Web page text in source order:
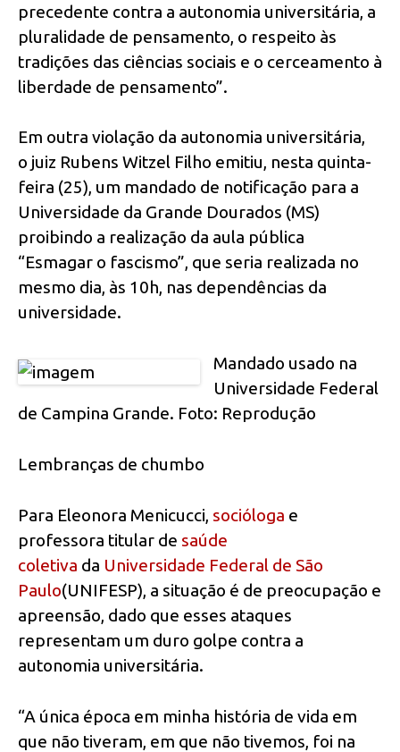
precedente contra a autonomia universitária, a
pluralidade de pensamento, o respeito às
tradições das ciências sociais e o cerceamento à
liberdade de pensamento”.
Em outra violação da autonomia universitária,
o juiz Rubens Witzel Filho emitiu, nesta quinta-
feira (25), um mandado de notificação para a
Universidade da Grande Dourados (MS)
proibindo a realização da aula pública
“Esmagar o fascismo”, que seria realizada no
mesmo dia, às 10h, nas dependências da
universidade.
Mandado usado na
Universidade Federal
de Campina Grande. Foto: Reprodução
Lembranças de chumbo
Para Eleonora Menicucci, socióloga e
professora titular de saúde
coletiva da Universidade Federal de São
Paulo(UNIFESP), a situação é de preocupação e
apreensão, dado que esses ataques
representam um duro golpe contra a
autonomia universitária.
“A única época em minha história de vida em
que não tiveram, em que não tivemos, foi na